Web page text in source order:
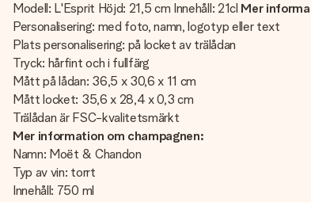
Modell: L'Esprit Höjd: 21,5 cm Innehåll: 21cl Mer
Personalisering: med foto, namn, logotyp eller text
Plats personalisering: på locket av trälådan
Tryck: hårfint och i fullfärg
Mått på lådan: 36,5 x 30,6 x 11 cm
Mått locket: 35,6 x 28,4 x 0,3 cm
Trälådan är FSC-kvalitetsmärkt
Mer information om champagnen:
Namn: Moët & Chandon
Typ av vin: torrt
Innehåll: 750 ml